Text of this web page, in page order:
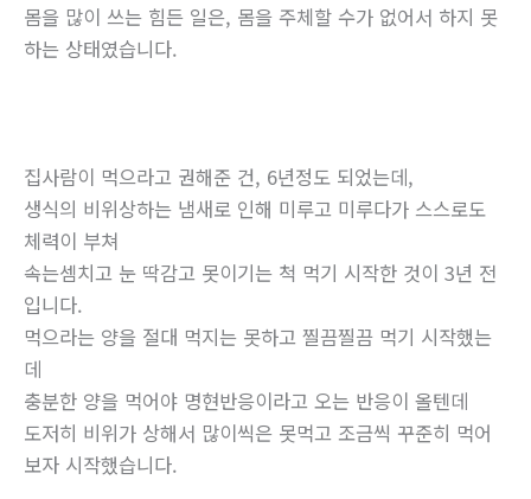
몸을 많이 쓰는 힘든 일은, 몸을 주체할 수가 없어서 하지 못
하는 상태였습니다.
집사람이 먹으라고 권해준 건, 6년정도 되었는데,
생식의 비위상하는 냄새로 인해 미루고 미루다가 스스로도
체력이 부쳐
속는셈치고 눈 딱감고 못이기는 척 먹기 시작한 것이 3년 전
입니다.
먹으라는 양을 절대 먹지는 못하고 찔끔찔끔 먹기 시작했는
데
충분한 양을 먹어야 명현반응이라고 오는 반응이 올텐데
도저히 비위가 상해서 많이씩은 못먹고 조금씩 꾸준히 먹어
보자 시작했습니다.